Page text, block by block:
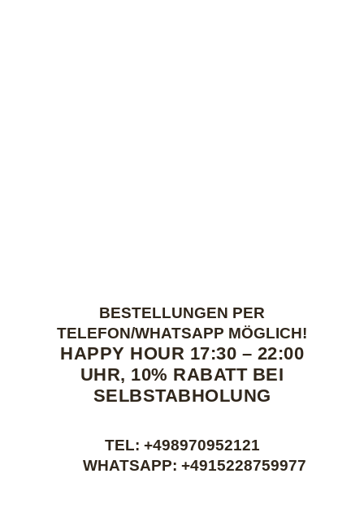
BESTELLUNGEN PER
TELEFON/WHATSAPP MÖGLICH!
HAPPY HOUR 17:30 – 22:00
UHR, 10% RABATT BEI
SELBSTABHOLUNG
TEL: +498970952121
WHATSAPP: +4915228759977